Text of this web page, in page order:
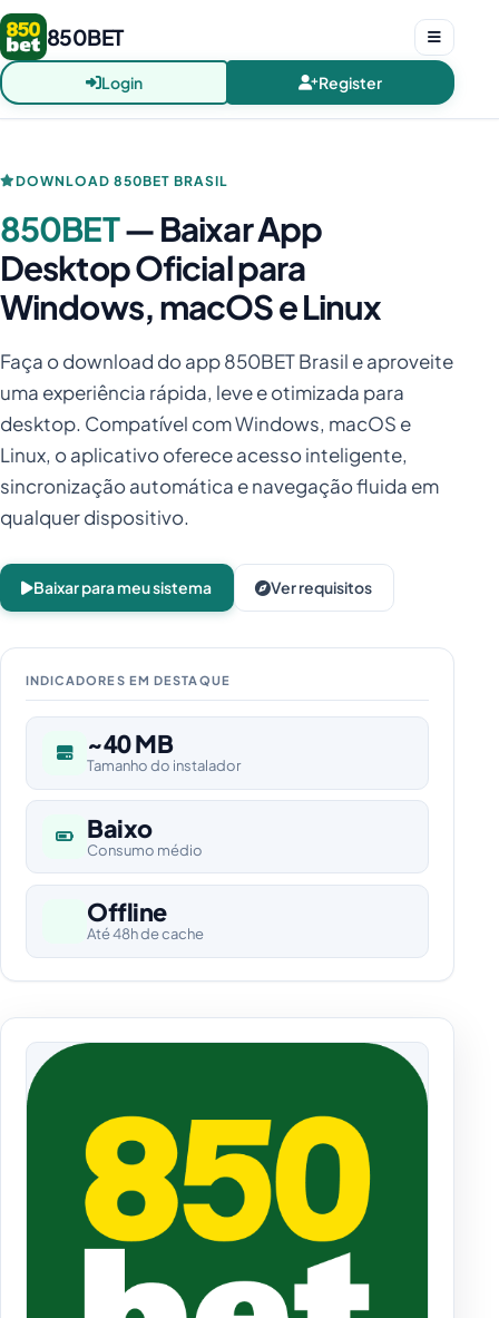
850BET
Login Register
DOWNLOAD 850BET BRASIL
850BET— Baixar App
Desktop Oficial para
Windows, macOS e Linux
Faça o download do app 850BET Brasil e aproveite
uma experiência rápida, leve e otimizada para
desktop. Compatível com Windows, macOS e
Linux, o aplicativo oferece acesso inteligente,
sincronização automática e navegação fluida em
qualquer dispositivo.
Baixar para meu sistema Ver requisitos
INDICADORES EM DESTAQUE
~40 MB
Tamanho do instalador
Baixo
Consumo médio
Offline
Até 48h de cache